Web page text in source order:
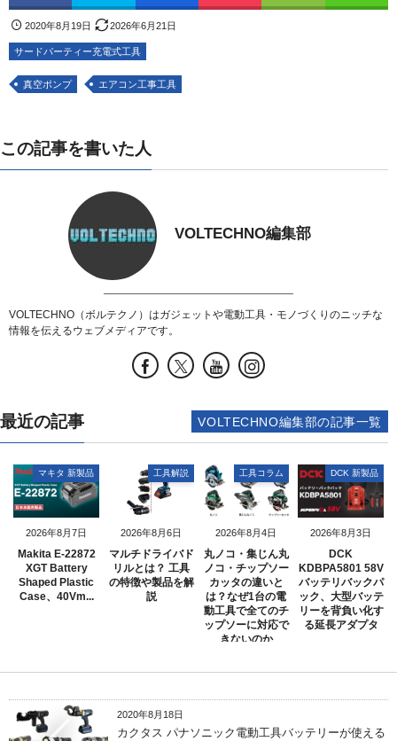
2020年8月19日 2026年6月21日
サードパーティー充電式工具
真空ポンプ エアコン工事工具
この記事を書いた人
VOLTECHNO編集部
VOLTECHNO（ボルテクノ）はガジェットや電動工具・モノづくりのニッチな
情報を伝えるウェブメディアです。
最近の記事
2026年8月7日
マキタ 新製品
Makita E-22872
XGT Battery
Shaped Plastic
Case、40Vm...
2026年8月6日
工具解説
マルチドライバド
リルとは？ 工具
の特徴や製品を解
説
2026年8月4日
工具コラム
丸ノコ・集じん丸
ノコ・チップソー
カッタの違いと
は？なぜ1台の電
動工具で全てのチ
ップソーに対応で
きないのか
2026年8月3日
DCK 新製品
DCK
KDBPA5801 58V
バッテリバックパ
ック、大型バッテ
リーを背負い化す
る延長アダプタ
VOLTECHNO編集部の記事一覧
2020年8月18日
カクタス パナソニック電動工具バッテリーが使える